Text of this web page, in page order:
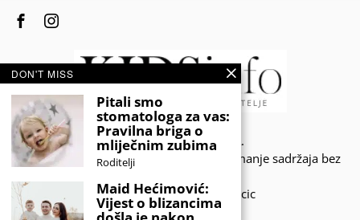
© 2020 - KIDSINFO.BA.
Sva prava zadržana. Zabranjeno preuzimanje sadržaja bez
Developed by Amar SIjercic
DON'T MISS
Pitali smo
stomatologa za vas:
Pravilna briga o
mliječnim zubima
Roditelji
Maid Hećimović:
Vijest o blizancima